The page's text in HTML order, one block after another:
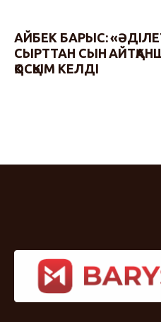
АЙБЕК БАРЫС:
СЫРТТАН СЫН
ҚОСҚЫМ КЕЛДІ